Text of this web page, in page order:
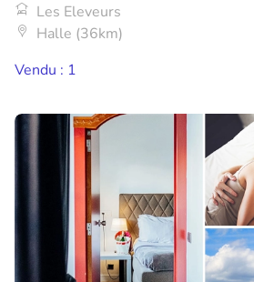
Les Eleveurs
Halle (36km)
Vendu : 1